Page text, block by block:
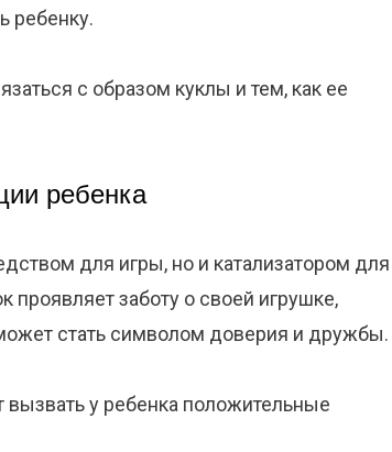
ребенку.
с образом куклы и тем, как ее
ребенка
для игры, но и катализатором для
проявляет заботу о своей игрушке,
стать символом доверия и дружбы.
у ребенка положительные